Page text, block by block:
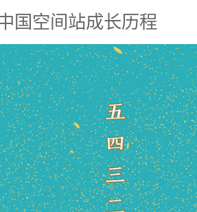
空间站成长历程